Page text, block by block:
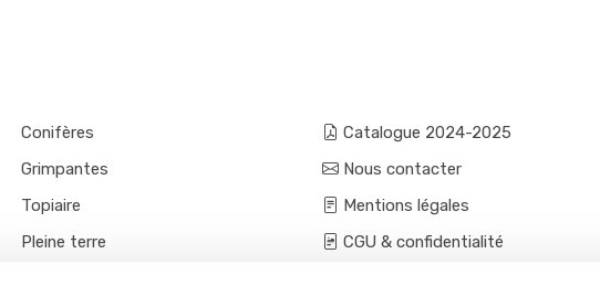
Conifères
Grimpantes
Topiaire
Pleine terre
Catalogue 2024-2025
Nous contacter
Mentions légales
CGU & confidentialité